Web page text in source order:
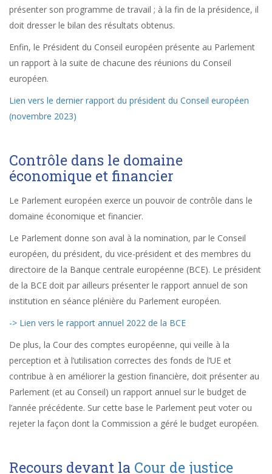
présenter son programme de travail ; à la fin de la présidence, il
doit dresser le bilan des résultats obtenus.
Enfin, le Président du Conseil européen présente au Parlement
un rapport à la suite de chacune des réunions du Conseil
européen.
Lien vers le dernier rapport du président du Conseil européen
(novembre 2023)
Contrôle dans le domaine
économique et financier
Le Parlement européen exerce un pouvoir de contrôle dans le
domaine économique et financier.
Le Parlement donne son aval à la nomination, par le Conseil
européen, du président, du vice-président et des membres du
directoire de la Banque centrale européenne (BCE). Le président
de la BCE doit par ailleurs présenter le rapport annuel de son
institution en séance plénière du Parlement européen.
-> Lien vers le rapport annuel 2022 de la BCE
De plus, la Cour des comptes européenne, qui veille à la
perception et à l’utilisation correctes des fonds de l’UE et
contribue à en améliorer la gestion financière, doit présenter au
Parlement (et au Conseil) un rapport annuel sur le budget de
l’année précédente. Sur cette base le Parlement peut voter ou
rejeter la façon dont la Commission a géré le budget européen.
Recours devant la Cour de justice